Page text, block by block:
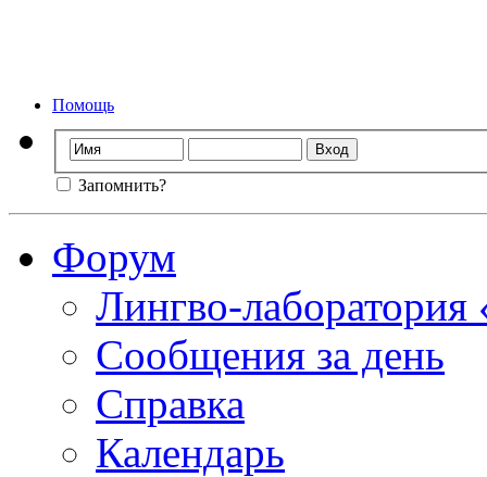
Помощь
Запомнить?
Форум
Лингво-
Сообщения за день
Справка
Календарь